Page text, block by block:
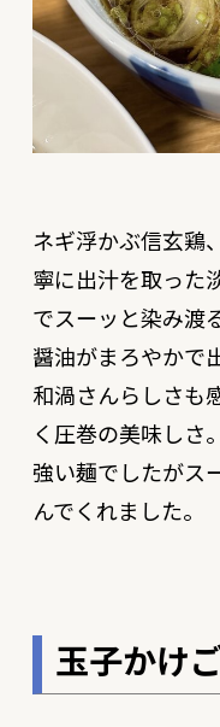
ネギ浮かぶ信玄鶏
寧に出汁を取った
でスーッと染み渡
醤油がまろやかで
和渦さんらしさも
く圧巻の美味しさ
強い麺でしたがス
んでくれました。
玉子かけ